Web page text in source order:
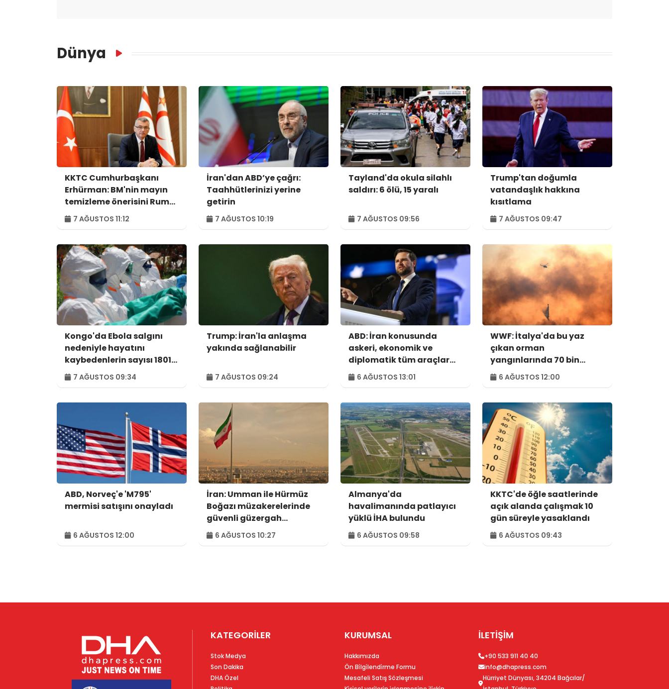
Dünya
KKTC Cumhurbaşkanı
Erhürman: BM'nin mayın
temizleme önerisini Rum
tarafı reddetti
7 AĞUSTOS 11:12
İran'dan ABD’ye çağrı:
Taahhütlerinizi yerine
getirin
7 AĞUSTOS 10:19
Tayland'da okula silahlı
saldırı: 6 ölü, 15 yaralı
7 AĞUSTOS 09:56
Trump'tan doğumla
vatandaşlık hakkına
kısıtlama
7 AĞUSTOS 09:47
Kongo'da Ebola salgını
nedeniyle hayatını
kaybedenlerin sayısı 1801'e
yükseldi
7 AĞUSTOS 09:34
Trump: İran'la anlaşma
yakında sağlanabilir
7 AĞUSTOS 09:24
ABD: İran konusunda
askeri, ekonomik ve
diplomatik tüm araçlar
kullanılacak
6 AĞUSTOS 13:01
WWF: İtalya'da bu yaz
çıkan orman
yangınlarında 70 bin
hektar alan kül oldu
6 AĞUSTOS 12:00
ABD, Norveç'e 'M795'
mermisi satışını onayladı
6 AĞUSTOS 12:00
İran: Umman ile Hürmüz
Boğazı müzakerelerinde
güvenli güzergah
konusunda anlaşmaya
vardık
6 AĞUSTOS 10:27
Almanya'da
havalimanında patlayıcı
yüklü İHA bulundu
6 AĞUSTOS 09:58
KKTC'de öğle saatlerinde
açık alanda çalışmak 10
gün süreyle yasaklandı
6 AĞUSTOS 09:43
KATEGORİLER
Stok Medya
Son Dakika
DHA Özel
KURUMSAL
Hakkımızda
Ön Bi̇lgi̇lendi̇rme Formu
Mesafeli Satış Sözleşmesi
İLETİŞİM
+90 533 911 40 40
info@dhapress.com
Hürriyet Dünyası, 34204 Bağcılar/